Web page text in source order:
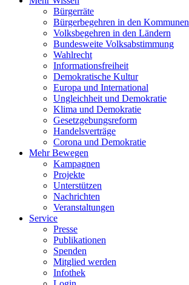
Bürgerräte
Bürgerbegehren in den Kommunen
Volksbegehren in den Ländern
Bundesweite Volksabstimmung
Wahlrecht
Informationsfreiheit
Demokratische Kultur
Europa und International
Ungleichheit und Demokratie
Klima und Demokratie
Gesetzgebungsreform
Handelsverträge
Corona und Demokratie
Mehr Bewegen
Kampagnen
Projekte
Unterstützen
Nachrichten
Veranstaltungen
Service
Presse
Publikationen
Spenden
Mitglied werden
Infothek